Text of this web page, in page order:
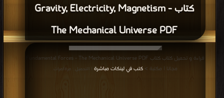
كتاب Gravity, Electricity, Magnetism -
The Mechanical Universe PDF
قراءة و تحميل كتاب كتاب Fundamental Forces - The Mechanical Universe PDF
مجانا | مكتبة >كتب في لينكات مباشرة | التحميل : مرة/مرات